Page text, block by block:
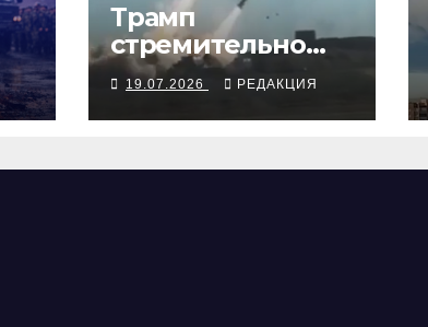
Трамп
стремительно
наказывает Иран,
но Ормуз под
иранской
19.07.2026 РЕДАКЦИЯ